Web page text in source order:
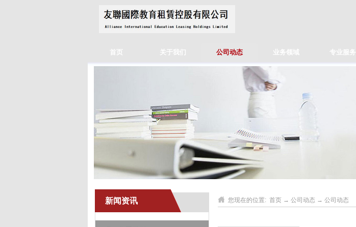
首页 关于我们 公司动态 业务领域 专业服务
新闻资讯 您现在的位置: 首页 → 公司动态 → 公司动态